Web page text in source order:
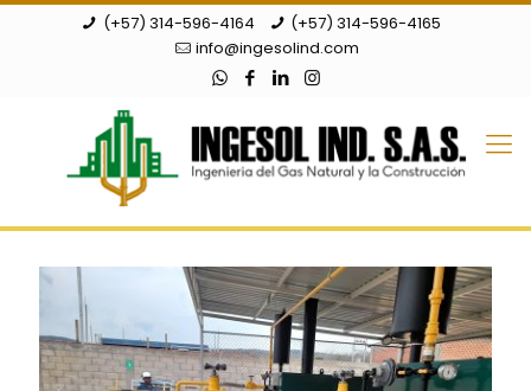
(+57) 314-596-4164
(+57) 314-596-4165
info@ingesolind.com